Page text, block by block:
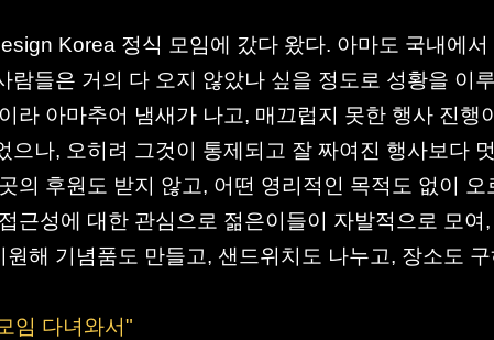
Korea 정식 모임에 갔다 왔다. 아마도 국내에서
람들은 거의 다 오지 않았나 싶을 정도로 성황을 이
라 아마추어 냄새가 나고, 매끄럽지 못한 행사 진행
으나, 오히려 그것이 통제되고 잘 짜여진 행사보다
의 후원도 받지 않고, 어떤 영리적인 목적도 없이 오
근성에 대한 관심으로 젊은이들이 자발적으로 모여
원해 기념품도 만들고, 샌드위치도 나누고, 장소도
임 다녀와서"